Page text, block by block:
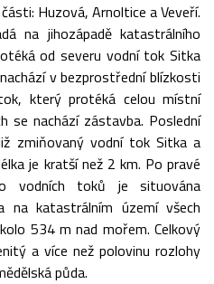
Huzová, Arnoltice a Veveří.
na jihozápadě katastrálního
od severu vodní tok Sitka
v bezprostřední blízkosti
který protéká celou místní
se nachází zástavba. Poslední
zmiňovaný vodní tok Sitka a
je kratší než 2 km. Po pravé
vodních toků je situována
na katastrálním území všech
534 m nad mořem. Celkový
a více než polovinu rozlohy
půda.